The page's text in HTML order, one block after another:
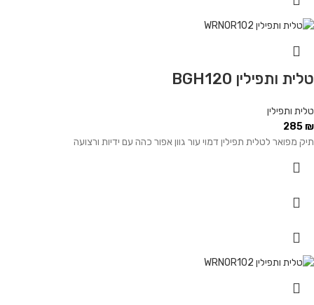
טלית ותפילין BGH120
טלית ותפילין
285₪
תיק מפואר לטלית תפילין דמוי עור גוון אפור כהה עם ידיות ורצועה